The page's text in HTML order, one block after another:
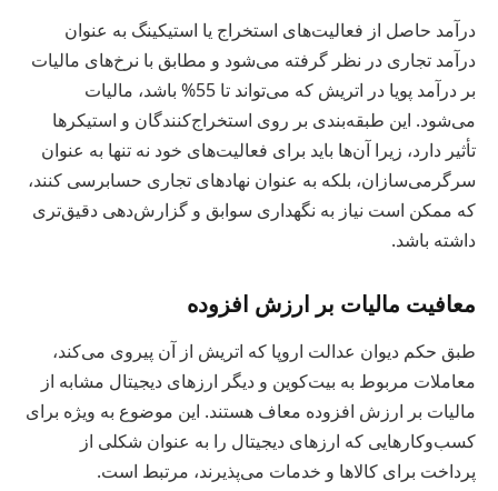
درآمد حاصل از فعالیت‌های استخراج یا استیکینگ به عنوان
درآمد تجاری در نظر گرفته می‌شود و مطابق با نرخ‌های مالیات
بر درآمد پویا در اتریش که می‌تواند تا 55% باشد، مالیات
می‌شود. این طبقه‌بندی بر روی استخراج‌کنندگان و استیکرها
تأثیر دارد، زیرا آن‌ها باید برای فعالیت‌های خود نه تنها به عنوان
سرگرمی‌سازان، بلکه به عنوان نهادهای تجاری حسابرسی کنند،
که ممکن است نیاز به نگهداری سوابق و گزارش‌دهی دقیق‌تری
داشته باشد.
معافیت مالیات بر ارزش افزوده
طبق حکم دیوان عدالت اروپا که اتریش از آن پیروی می‌کند،
معاملات مربوط به بیت‌کوین و دیگر ارزهای دیجیتال مشابه از
مالیات بر ارزش افزوده معاف هستند. این موضوع به ویژه برای
کسب‌وکارهایی که ارزهای دیجیتال را به عنوان شکلی از
پرداخت برای کالاها و خدمات می‌پذیرند، مرتبط است.